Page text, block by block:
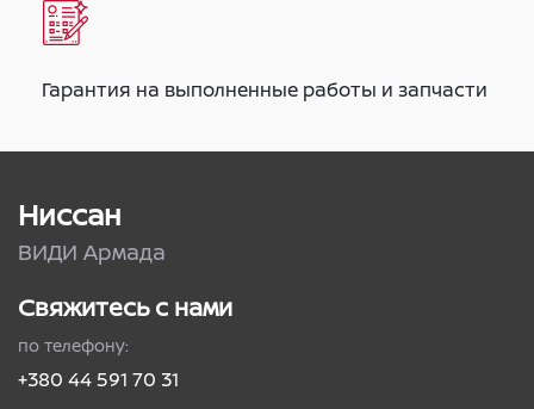
Гарантия на выполненные работы и запчасти
Ниссан
ВИДИ Армада
Свяжитесь с нами
по телефону:
+380 44 591 70 31